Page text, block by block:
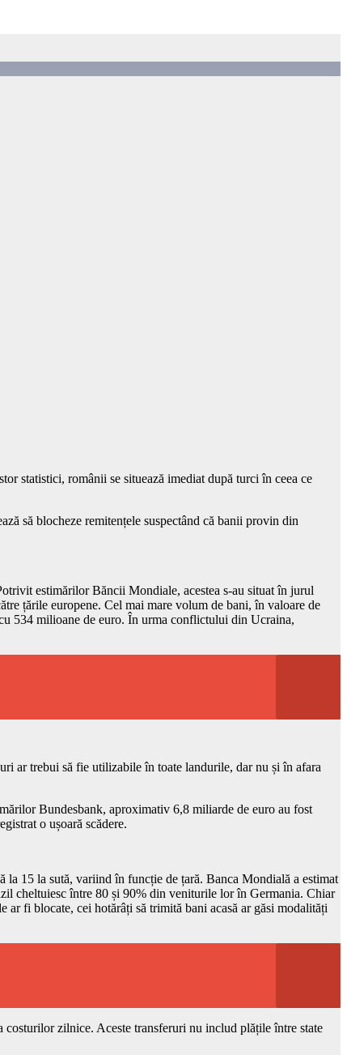
statistici, românii se situează imediat după turci în ceea ce
să blocheze remitențele suspectând că banii provin din
estimărilor Băncii Mondiale, acestea s-au situat în jurul
țările europene. Cel mai mare volum de bani, în valoare de
534 milioane de euro. În urma conflictului din Ucraina,
ar trebui să fie utilizabile în toate landurile, dar nu și în afara
Bundesbank, aproximativ 6,8 miliarde de euro au fost
o ușoară scădere.
la 15 la sută, variind în funcție de țară. Banca Mondială a estimat
cheltuiesc între 80 și 90% din veniturile lor în Germania. Chiar
fi blocate, cei hotărâți să trimită bani acasă ar găsi modalități
zilnice. Aceste transferuri nu includ plățile între state